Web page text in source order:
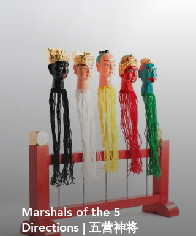
Marshals of the 5
Directions | 五营神将